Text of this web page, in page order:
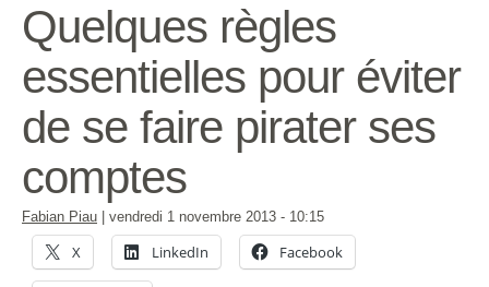
Quelques règles
essentielles pour éviter
de se faire pirater ses
comptes
Fabian Piau vendredi 1 novembre 2013 - 10:15
X LinkedIn Facebook